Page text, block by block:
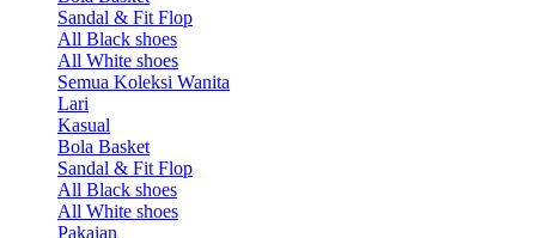
Sandal & Fit Flop
All Black shoes
All White shoes
Semua Koleksi Wanita
Lari
Kasual
Bola Basket
Sandal & Fit Flop
All Black shoes
All White shoes
Pakaian